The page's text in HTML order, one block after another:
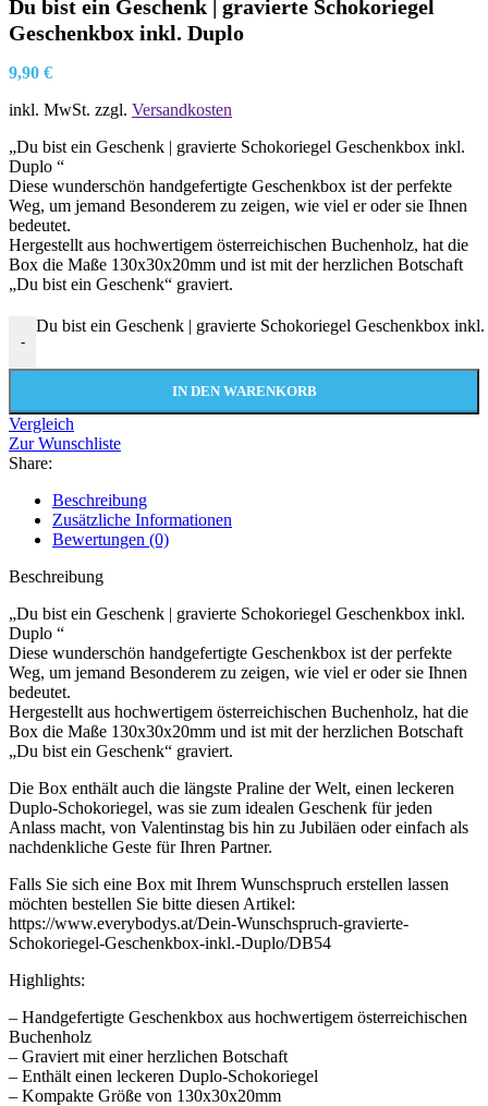
Du bist ein Geschenk | gravierte Schokoriegel
Geschenkbox inkl. Duplo
9,90 €
inkl. MwSt. zzgl. Versandkosten
„Du bist ein Geschenk | gravierte Schokoriegel Geschenkbox inkl.
Duplo “
Diese wunderschön handgefertigte Geschenkbox ist der perfekte
Weg, um jemand Besonderem zu zeigen, wie viel er oder sie Ihnen
bedeutet.
Hergestellt aus hochwertigem österreichischen Buchenholz, hat die
Box die Maße 130x30x20mm und ist mit der herzlichen Botschaft
„Du bist ein Geschenk“ graviert.
-
Du bist ein Geschenk | gravierte Schokoriegel Geschenkbox
IN DEN WARENKORB
Vergleich
Zur Wunschliste
Share:
Beschreibung
Zusätzliche Informationen
Bewertungen (0)
Beschreibung
„Du bist ein Geschenk | gravierte Schokoriegel Geschenkbox inkl.
Duplo “
Diese wunderschön handgefertigte Geschenkbox ist der perfekte
Weg, um jemand Besonderem zu zeigen, wie viel er oder sie Ihnen
bedeutet.
Hergestellt aus hochwertigem österreichischen Buchenholz, hat die
Box die Maße 130x30x20mm und ist mit der herzlichen Botschaft
„Du bist ein Geschenk“ graviert.
Die Box enthält auch die längste Praline der Welt, einen leckeren
Duplo-Schokoriegel, was sie zum idealen Geschenk für jeden
Anlass macht, von Valentinstag bis hin zu Jubiläen oder einfach als
nachdenkliche Geste für Ihren Partner.
Falls Sie sich eine Box mit Ihrem Wunschspruch erstellen lassen
möchten bestellen Sie bitte diesen Artikel:
https://www.everybodys.at/Dein-Wunschspruch-gravierte-
Schokoriegel-Geschenkbox-inkl.-Duplo/DB54
Highlights:
– Handgefertigte Geschenkbox aus hochwertigem österreichischen
Buchenholz
– Graviert mit einer herzlichen Botschaft
– Enthält einen leckeren Duplo-Schokoriegel
– Kompakte Größe von 130x30x20mm